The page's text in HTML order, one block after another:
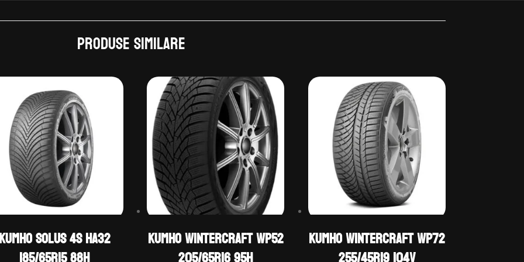
Produse similare
Kumho SOLUS 4S HA32 Kumho WINTERCRAFT WP52 Kumho WINTERCRAFT WP72